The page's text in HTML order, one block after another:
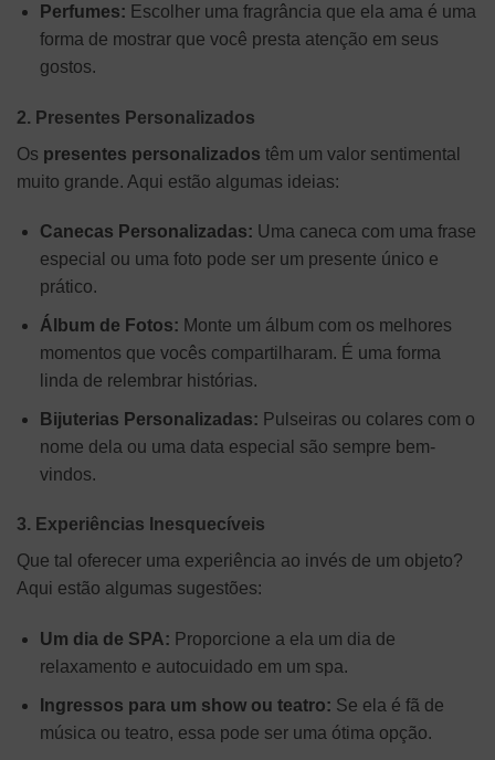
Perfumes: Escolher uma fragrância que ela ama é uma
forma de mostrar que você presta atenção em seus
gostos.
2. Presentes Personalizados
Os presentes personalizados têm um valor sentimental
muito grande. Aqui estão algumas ideias:
Canecas Personalizadas: Uma caneca com uma frase
especial ou uma foto pode ser um presente único e
prático.
Álbum de Fotos: Monte um álbum com os melhores
momentos que vocês compartilharam. É uma forma
linda de relembrar histórias.
Bijuterias Personalizadas: Pulseiras ou colares com o
nome dela ou uma data especial são sempre bem-
vindos.
3. Experiências Inesquecíveis
Que tal oferecer uma experiência ao invés de um objeto?
Aqui estão algumas sugestões:
Um dia de SPA: Proporcione a ela um dia de
relaxamento e autocuidado em um spa.
Ingressos para um show ou teatro: Se ela é fã de
música ou teatro, essa pode ser uma ótima opção.